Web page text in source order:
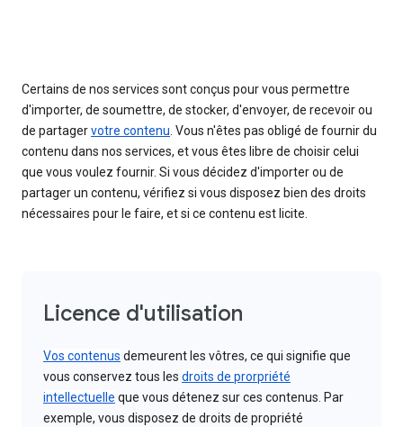
Certains de nos services sont conçus pour vous permettre
d'importer, de soumettre, de stocker, d'envoyer, de recevoir ou
de partagervotre contenu. Vous n'êtes pas obligé de fournir du
contenu dans nos services, et vous êtes libre de choisir celui
que vous voulez fournir. Si vous décidez d'importer ou de
partager un contenu, vérifiez si vous disposez bien des droits
nécessaires pour le faire, et si ce contenu est licite.
Licence d'utilisation
Vos contenus demeurent les vôtres, ce qui signifie que
vous conservez tous les droits de prorpriété
intellectuelle que vous détenez sur ces contenus. Par
exemple, vous disposez de droits de propriété